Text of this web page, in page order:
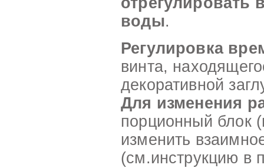
воды.
Регулировка
винта,
декоративной
Для изменения
порционный блок
изменить
(см.инструкцию в